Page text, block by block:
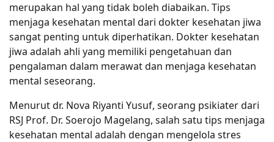
merupakan hal yang tidak boleh diabaikan. Tips
menjaga kesehatan mental dari dokter kesehatan jiwa
sangat penting untuk diperhatikan. Dokter kesehatan
jiwa adalah ahli yang memiliki pengetahuan dan
pengalaman dalam merawat dan menjaga kesehatan
mental seseorang.
Menurut dr. Nova Riyanti Yusuf, seorang psikiater dari
RSJ Prof. Dr. Soerojo Magelang, salah satu tips menjaga
kesehatan mental adalah dengan mengelola stres